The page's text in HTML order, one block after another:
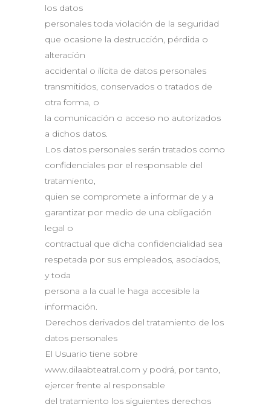
los datos
personales toda violación de la seguridad
que ocasione la destrucción, pérdida o
alteración
accidental o ilícita de datos personales
transmitidos, conservados o tratados de
otra forma, o
la comunicación o acceso no autorizados
a dichos datos.
Los datos personales serán tratados como
confidenciales por el responsable del
tratamiento,
quien se compromete a informar de y a
garantizar por medio de una obligación
legal o
contractual que dicha confidencialidad sea
respetada por sus empleados, asociados,
y toda
persona a la cual le haga accesible la
información.
Derechos derivados del tratamiento de los
datos personales
El Usuario tiene sobre
www.dilaabteatral.com y podrá, por tanto,
ejercer frente al responsable
del tratamiento los siguientes derechos